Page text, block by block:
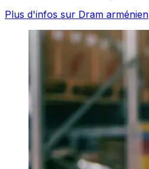
Plus d'infos sur Dram arménien